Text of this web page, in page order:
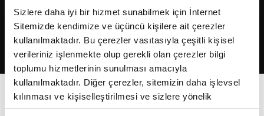
Sizlere daha iyi bir hizmet sunabilmek için İnternet
Sitemizde kendimize ve üçüncü kişilere ait çerezler
kullanılmaktadır. Bu çerezler vasıtasıyla çeşitli kişisel
verileriniz işlenmekte olup gerekli olan çerezler bilgi
toplumu hizmetlerinin sunulması amacıyla
kullanılmaktadır. Diğer çerezler, sitemizin daha işlevsel
kılınması ve kişiselleştirilmesi ve sizlere yönelik
reklam/pazarlama faaliyetlerinin yapılması, amaçlarıyla
2026Fikriyat. Tüm hakları saklıdır.